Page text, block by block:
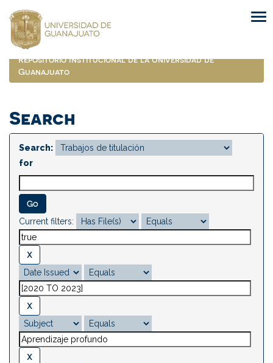
navigation
Repositorio Institucional de la Universidad de
Guanajuato
Search
Search:
for
Current filters: